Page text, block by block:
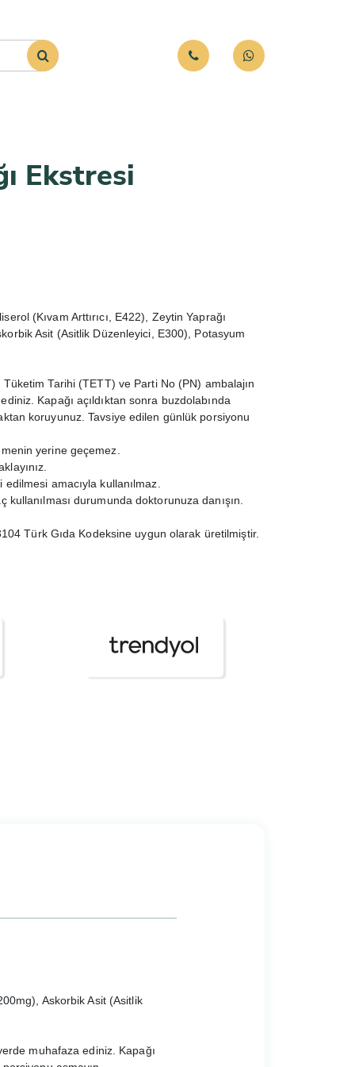
Ekstresi
(Kıvam Arttırıcı, E422), Zeytin Yaprağı
Asit (Asitlik Düzenleyici, E300), Potasyum
Tarihi (TETT) ve Parti No (PN) ambalajın
Kapağı açıldıktan sonra buzdolabında
koruyunuz. Tavsiye edilen günlük porsiyonu
yerine geçemez.
amacıyla kullanılmaz.
durumunda doktorunuza danışın.
Türk Gıda Kodeksine uygun olarak üretilmiştir.
Askorbik Asit (Asitlik
muhafaza ediniz. Kapağı